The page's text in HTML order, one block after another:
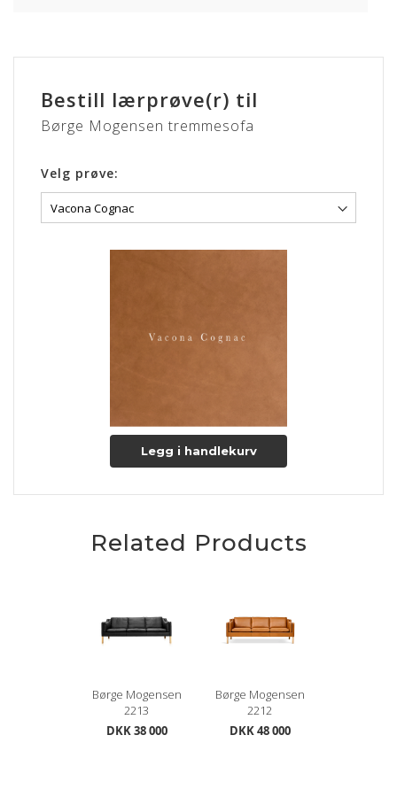
Bestill lærprøve(r) til
Børge Mogensen tremmesofa
Velg prøve:
Legg i handlekurv
Related Products
Børge Mogensen
2213
DKK 38 000
Børge Mogensen
2212
DKK 48 000